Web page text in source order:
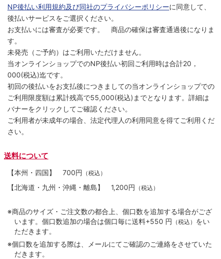
NP後払い利用規約及び同社のプライバシーポリシーに同意して、
後払いサービスをご選択ください。
お支払いには審査が必要です。 商品の確保は審査通過後になりま
す。
未発売（ご予約）はご利用いただけません。
当オンラインショップでのNP後払い初回ご利用時は合計20，
000(税込)迄です。
初回の後払いをお支払後につきましての当オンラインショップでの
ご利用限度額は累計残高で55,000(税込)までとなります。詳細は
バナーをクリックしてご確認ください。
ご利用者が未成年の場合、法定代理人の利用同意を得てご利用くだ
さい。
送料について
【本州・四国】 700円 （税込）
【北海道・九州・沖縄・離島】 1,200円 （税込）
※商品のサイズ・ご注文数の都合上、個口数を追加する場合がござ
います。個口数追加の場合は個口毎に送料+550 円 （税込） をい
ただきます。
※個口数を追加する際は、メールにてご確認のご連絡をさせていた
だきます。